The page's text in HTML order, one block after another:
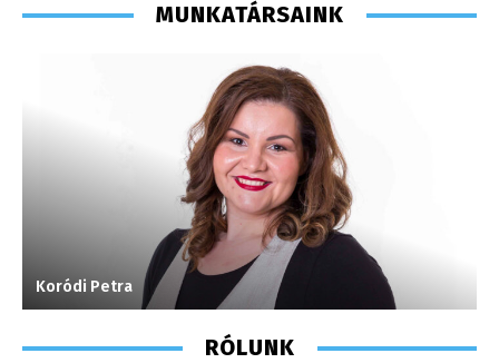
MUNKATÁRSAINK
Koródi Petra
RÓLUNK